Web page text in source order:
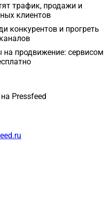
трафик, продажи и
клиентов
конкурентов и прогреть
на продвижение: сервисом
Pressfeed